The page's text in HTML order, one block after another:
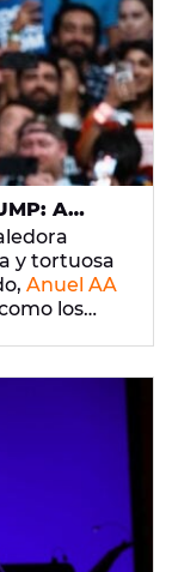
A
DE
y tortuosa
Anuel AA
los
'ring' de la